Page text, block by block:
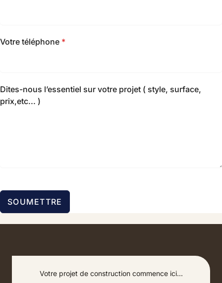
Votre téléphone *
Dites-nous l’essentiel sur votre projet ( style, surface,
prix,etc... )
SOUMETTRE
Votre projet de construction commence ici...